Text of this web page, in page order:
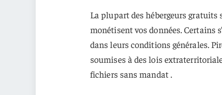
La plupart des hébergeurs gratuits
monétisent vos données. Certains
dans leurs conditions générales.
soumises à des lois
fichiers sans mandat .